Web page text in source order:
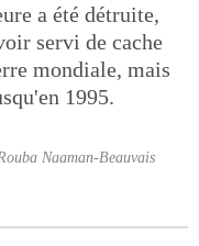
a été détruite,
servi de cache
mondiale, mais
1995.
Naaman-Beauvais